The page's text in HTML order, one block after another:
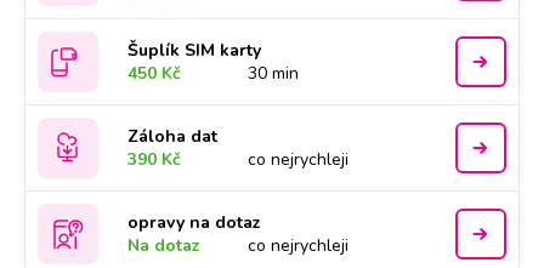
Šuplík SIM karty
450 Kč
30 min
Záloha dat
390 Kč
co nejrychleji
opravy na dotaz
Na dotaz
co nejrychleji